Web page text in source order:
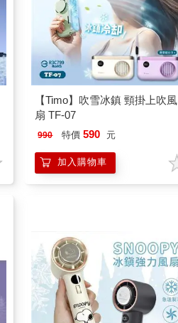
【Timo】吹雪冰鎮 頸掛上吹風
扇 TF-07
990 特價 590 元
加入購物車